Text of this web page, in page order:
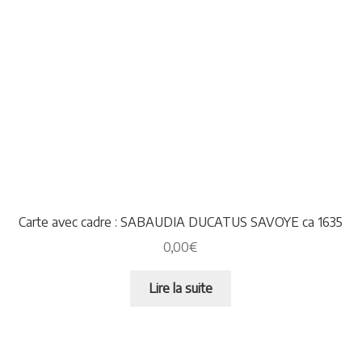
Carte avec cadre : SABAUDIA DUCATUS SAVOYE ca 1635
0,00€
Lire la suite